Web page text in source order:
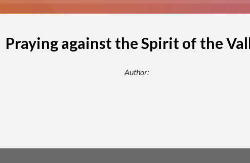
Praying against the Spirit of the
Author: